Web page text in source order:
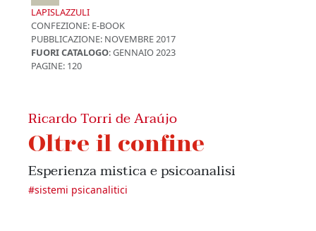
LAPISLAZZULI
CONFEZIONE: E-BOOK
PUBBLICAZIONE: NOVEMBRE 2017
FUORI CATALOGO: GENNAIO 2023
PAGINE: 120
Ricardo Torri de Araújo
Oltre il confine
Esperienza mistica e psicoanalisi
#sistemi psicanalitici